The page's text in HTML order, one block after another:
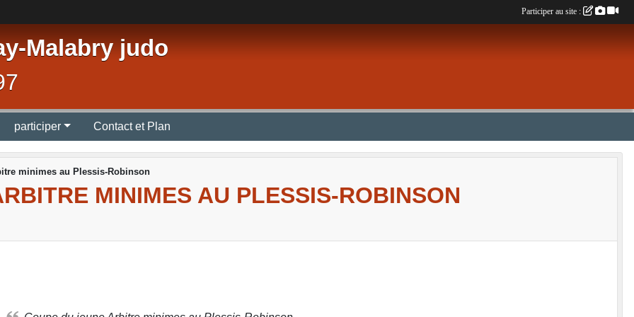
Malabry judo
participer Contact et Plan
minimes au Plessis-Robinson
MINIMES AU PLESSIS-ROBINSON
Participer au site :